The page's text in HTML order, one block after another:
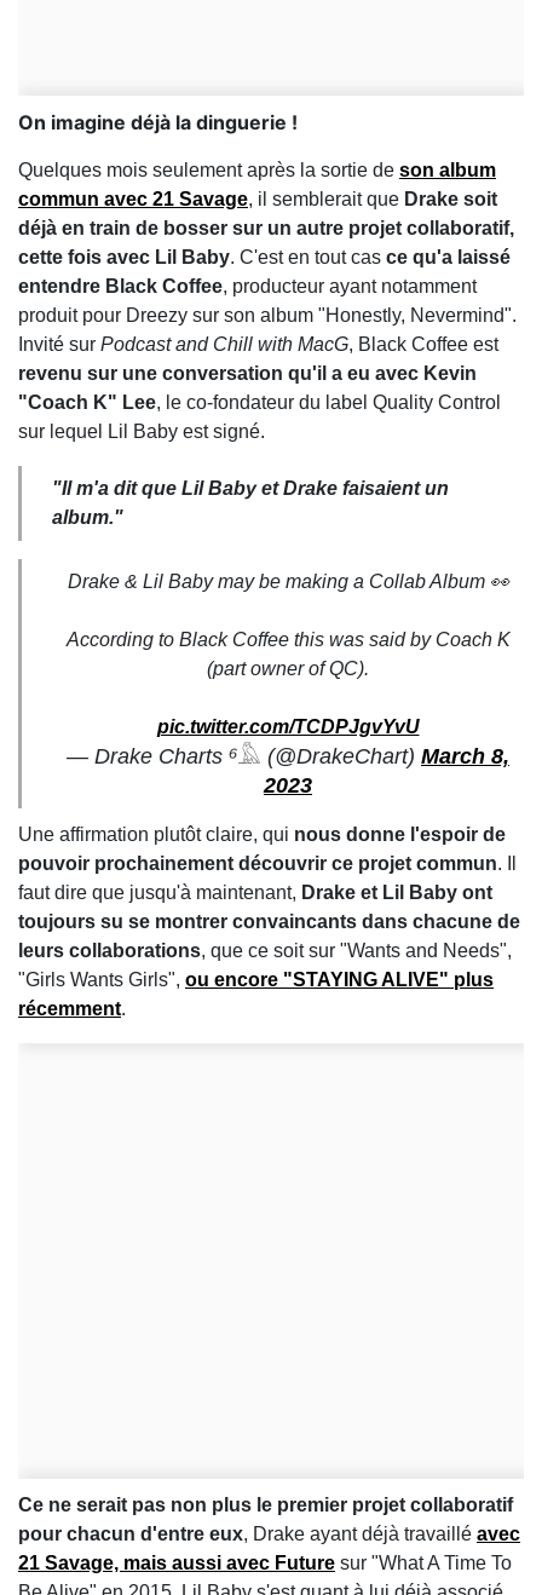
On imagine déjà la dinguerie !
Quelques mois seulement après la sortie de son album
commun avec 21 Savage, il semblerait que Drake soit
déjà en train de bosser sur un autre projet collaboratif,
cette fois avec Lil Baby. C'est en tout cas ce qu'a laissé
entendre Black Coffee, producteur ayant notamment
produit pour Dreezy sur son album "Honestly, Nevermind".
Invité sur Podcast and Chill with MacG, Black Coffee est
revenu sur une conversation qu'il a eu avec Kevin
"Coach K" Lee, le co-fondateur du label Quality Control
sur lequel Lil Baby est signé.
"Il m'a dit que Lil Baby et Drake faisaient un
album."
Drake & Lil Baby may be making a Collab Album 👀
According to Black Coffee this was said by Coach K
(part owner of QC).
pic.twitter.com/TCDPJgvYvU
— Drake Charts ⁶𓅓 (@DrakeChart) March 8,
2023
Une affirmation plutôt claire, qui nous donne l'espoir de
pouvoir prochainement découvrir ce projet commun. Il
faut dire que jusqu'à maintenant, Drake et Lil Baby ont
toujours su se montrer convaincants dans chacune de
leurs collaborations, que ce soit sur "Wants and Needs",
"Girls Wants Girls", ou encore "STAYING ALIVE" plus
récemment.
Ce ne serait pas non plus le premier projet collaboratif
pour chacun d'entre eux, Drake ayant déjà travaillé avec
21 Savage, mais aussi avec Future sur "What A Time To